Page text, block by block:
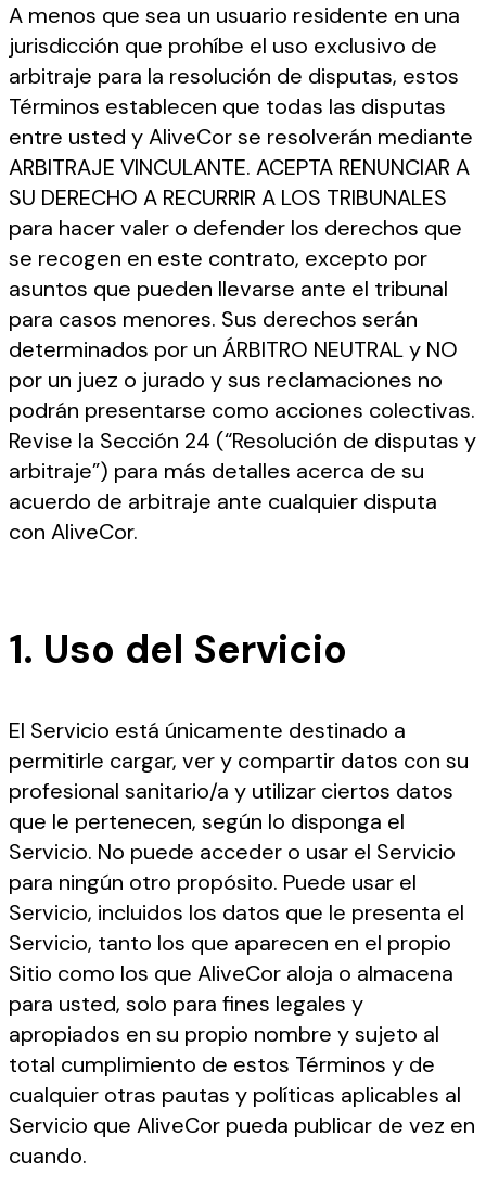
A menos que sea un usuario residente en una
jurisdicción que prohíbe el uso exclusivo de
arbitraje para la resolución de disputas, estos
Términos establecen que todas las disputas
entre usted y AliveCor se resolverán mediante
ARBITRAJE VINCULANTE. ACEPTA RENUNCIAR A
SU DERECHO A RECURRIR A LOS TRIBUNALES
para hacer valer o defender los derechos que
se recogen en este contrato, excepto por
asuntos que pueden llevarse ante el tribunal
para casos menores. Sus derechos serán
determinados por un ÁRBITRO NEUTRAL y NO
por un juez o jurado y sus reclamaciones no
podrán presentarse como acciones colectivas.
Revise la Sección 24 (“Resolución de disputas y
arbitraje”) para más detalles acerca de su
acuerdo de arbitraje ante cualquier disputa
con AliveCor.
1. Uso del Servicio
El Servicio está únicamente destinado a
permitirle cargar, ver y compartir datos con su
profesional sanitario/a y utilizar ciertos datos
que le pertenecen, según lo disponga el
Servicio. No puede acceder o usar el Servicio
para ningún otro propósito. Puede usar el
Servicio, incluidos los datos que le presenta el
Servicio, tanto los que aparecen en el propio
Sitio como los que AliveCor aloja o almacena
para usted, solo para fines legales y
apropiados en su propio nombre y sujeto al
total cumplimiento de estos Términos y de
cualquier otras pautas y políticas aplicables al
Servicio que AliveCor pueda publicar de vez en
cuando.